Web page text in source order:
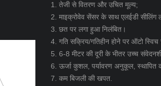
1. तेजी से वितरण और उचित मूल्य;
2. माइक्रोवेव सेंसर के साथ एलईडी सीलिंग
3. छत पर लगा हुआ निलंबित।
4. गति सक्रिय/गतिहीन होने पर ऑटो स्विच
5. 6-8 मीटर की दूरी के भीतर उच्च
6. ऊर्जा कुशल, पर्यावरण अनुकूल, स्थापित
7. कम बिजली की खपत.